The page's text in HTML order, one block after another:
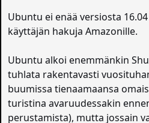
Ubuntu ei enää versiosta
käyttäjän hakuja Amazonille.
Ubuntu alkoi enemmänkin
tuhlata rakentavasti
buumissa tienaamaansa
turistina avaruudessakin
perustamista), mutta jossain